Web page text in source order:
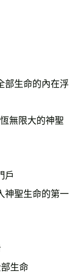
部生命的內在浮
無限大的神聖
戶
神聖生命的第一
生命